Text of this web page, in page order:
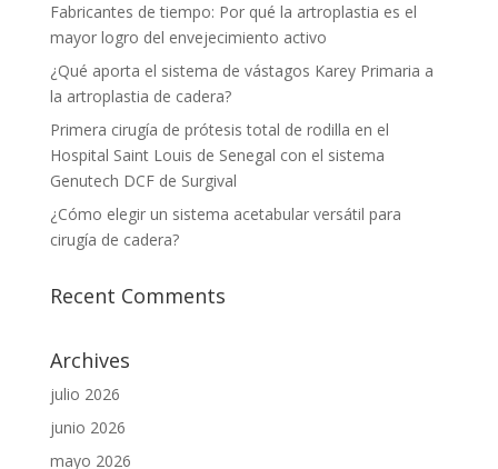
Fabricantes de tiempo: Por qué la artroplastia es el
mayor logro del envejecimiento activo
¿Qué aporta el sistema de vástagos Karey Primaria a
la artroplastia de cadera?
Primera cirugía de prótesis total de rodilla en el
Hospital Saint Louis de Senegal con el sistema
Genutech DCF de Surgival
¿Cómo elegir un sistema acetabular versátil para
cirugía de cadera?
Recent Comments
Archives
julio 2026
junio 2026
mayo 2026